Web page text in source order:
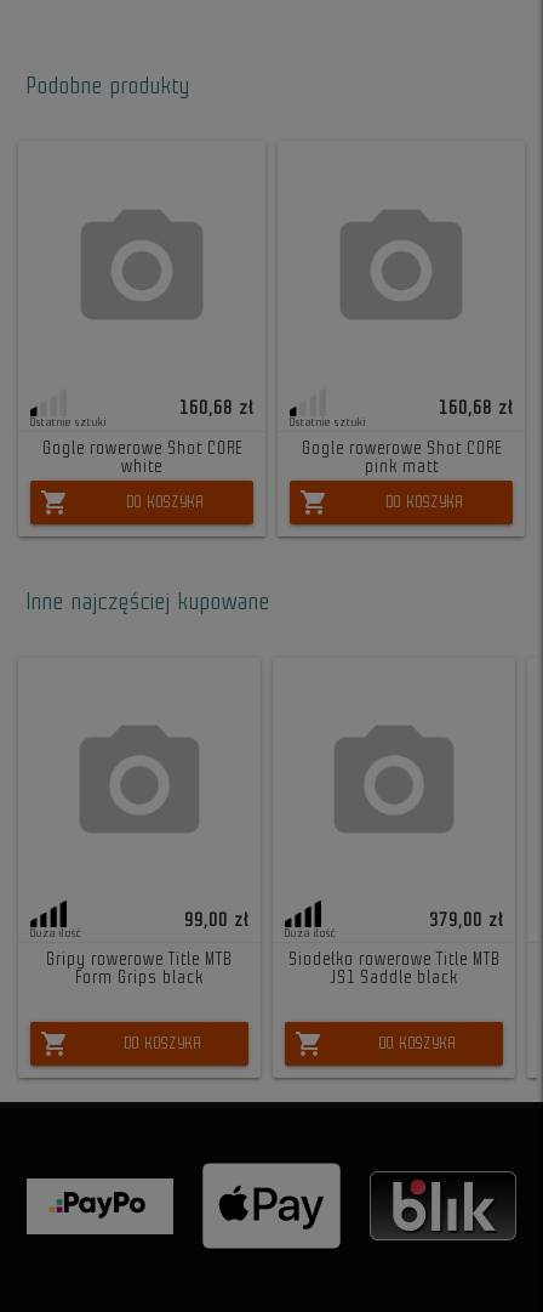
Podobne produkty
Ostatnie sztuki
160,68 zł
Gogle rowerowe Shot CORE
white
shopping_cart DO KOSZYKA
Ostatnie sztuki
160,68 zł
Gogle rowerowe Shot CORE
pink matt
shopping_cart DO KOSZYKA
Inne najczęściej kupowane
Duża ilość
99,00 zł
Gripy rowerowe Title MTB
Form Grips black
shopping_cart DO KOSZYKA
Duża ilość
379,00 zł
Siodełko rowerowe Title MTB
JS1 Saddle black
shopping_cart DO KOSZYKA